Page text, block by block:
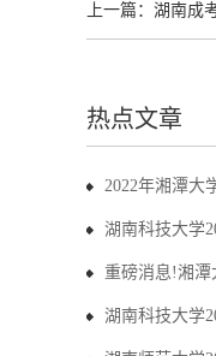
上一篇： 湖南成
热点文章
2022年湘潭大
湖南科技大学
重磅消息!湘潭
湖南科技大学